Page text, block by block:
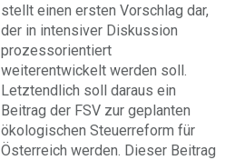
stellt einen ersten Vorschlag dar,
der in intensiver Diskussion
prozessorientiert
weiterentwickelt werden soll.
Letztendlich soll daraus ein
Beitrag der FSV zur geplanten
ökologischen Steuerreform für
Österreich werden. Dieser Beitrag